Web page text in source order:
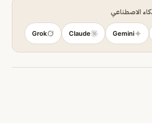
الاصطناعي
Gemini
Claude
Grok